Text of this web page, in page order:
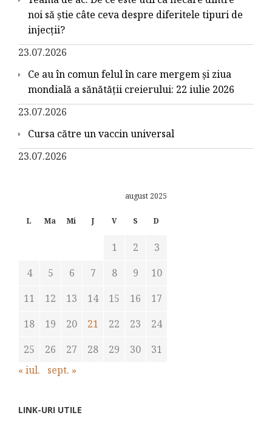
noi să știe câte ceva despre diferitele tipuri de
injecții?
23.07.2026
Ce au în comun felul în care mergem și ziua
mondială a sănătății creierului: 22 iulie 2026
23.07.2026
Cursa către un vaccin universal
23.07.2026
august 2025
L Ma Mi J V S D
1 2
3
4
5 6 7 8 9
10
11
12 13 14 15 16
17
18
19 20 21 22 23
24
25
26 27 28 29 30
31
« iul.
sept. »
LINK-URI UTILE